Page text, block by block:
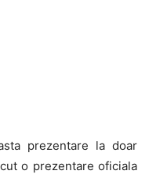
prezentare la doar
o prezentare oficiala